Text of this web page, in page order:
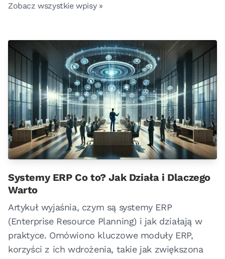
Zobacz wszystkie wpisy »
Systemy ERP Co to? Jak Działa i Dlaczego
Warto
Artykuł wyjaśnia, czym są systemy ERP
(Enterprise Resource Planning) i jak działają w
praktyce. Omówiono kluczowe moduły ERP,
korzyści z ich wdrożenia, takie jak zwiększona